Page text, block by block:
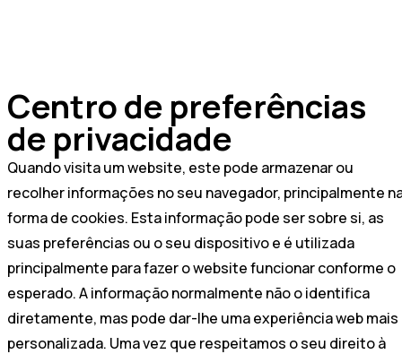
Centro de preferências
de privacidade
Quando visita um website, este pode armazenar ou
recolher informações no seu navegador, principalmente
forma de cookies. Esta informação pode ser sobre si, as
suas preferências ou o seu dispositivo e é utilizada
principalmente para fazer o website funcionar conforme o
esperado. A informação normalmente não o identifica
diretamente, mas pode dar-lhe uma experiência web mais
personalizada. Uma vez que respeitamos o seu direito à